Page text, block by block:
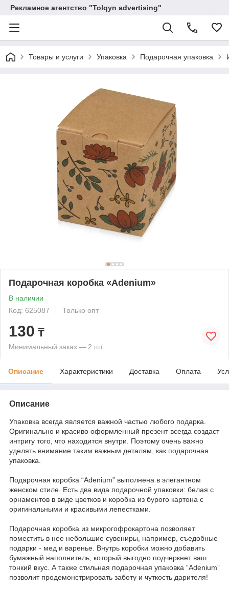
Рекламное агентство "Tolqyn advertising"
Товары и услуги Упаковка Подарочная упаковка
Подарочная коробка «Adenium»
В наличии
Код: 625087
Только опт
130 ₸
Минимальный заказ — 2 шт.
Описание Характеристики Доставка Оплата
Описание
Упаковка всегда является важной частью любого подарка.
Оригинально и красиво оформленный презент всегда создаст
интригу того, что находится внутри. Поэтому очень важно
уделять внимание таким важным деталям, как подарочная
упаковка.
Подарочная коробка “Adenium” выполнена в элегантном
женском стиле. Есть два вида подарочной упаковки: белая с
орнаментов в виде цветков и коробка из бурого картона с
оригинальными и красивыми лепестками.
Подарочная коробка из микрогофрокартона позволяет
поместить в нее небольшие сувениры, например, съедобные
подарки - мед и варенье. Внутрь коробки можно добавить
бумажный наполнитель, который выгодно подчеркнет ваш
тонкий вкус. А также стильная подарочная упаковка “Adenium”
позволит продемонстрировать заботу и чуткость дарителя!